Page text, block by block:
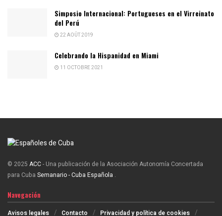
Simposio Internacional: Portugueses en el Virreinato
del Perú
22 AOÛT 2019
Celebrando la Hispanidad en Miami
11 OCTOBRE 2021
© 2025 ACC- Una publicación de la Asociación Autonomía Concertada
para Cuba Semanario - Cuba Española .
Navegación
Avisos legales Contacto Privacidad y política de cookies